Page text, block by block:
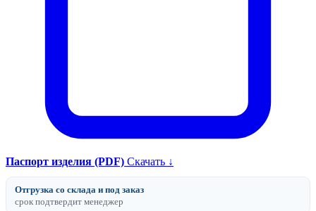
Паспорт изделия (PDF) Скачать ↓
Отгрузка со склада и под заказ
срок подтвердит менеджер